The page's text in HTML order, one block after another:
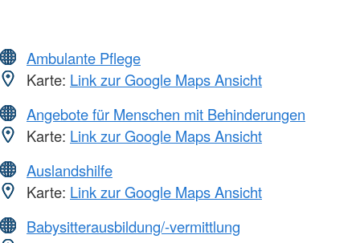
Ambulante Pflege
Karte: Link zur Google Maps Ansicht
Angebote für Menschen mit Behinderungen
Karte: Link zur Google Maps Ansicht
Auslandshilfe
Karte: Link zur Google Maps Ansicht
Babysitterausbildung/-vermittlung